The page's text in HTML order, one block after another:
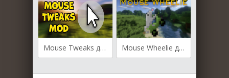
Mouse Tweaks для Майнкрафт [1.20.4, 1.20.3, 1.20.1] Mouse Wheelie для Майнкрафт [1.20.1, 1.20]